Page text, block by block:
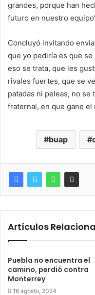
grandes, porque han
futuro en nuestro
Concluyó invitando
que yo pediría es que
eso se trata, que les
rivales fuertes, que se
patadas ni peleas, no se
fraternal, en que gane el
buap
Artículos
Puebla no encuentra el
camino, perdió contra
Monterrey
16 agosto, 2024